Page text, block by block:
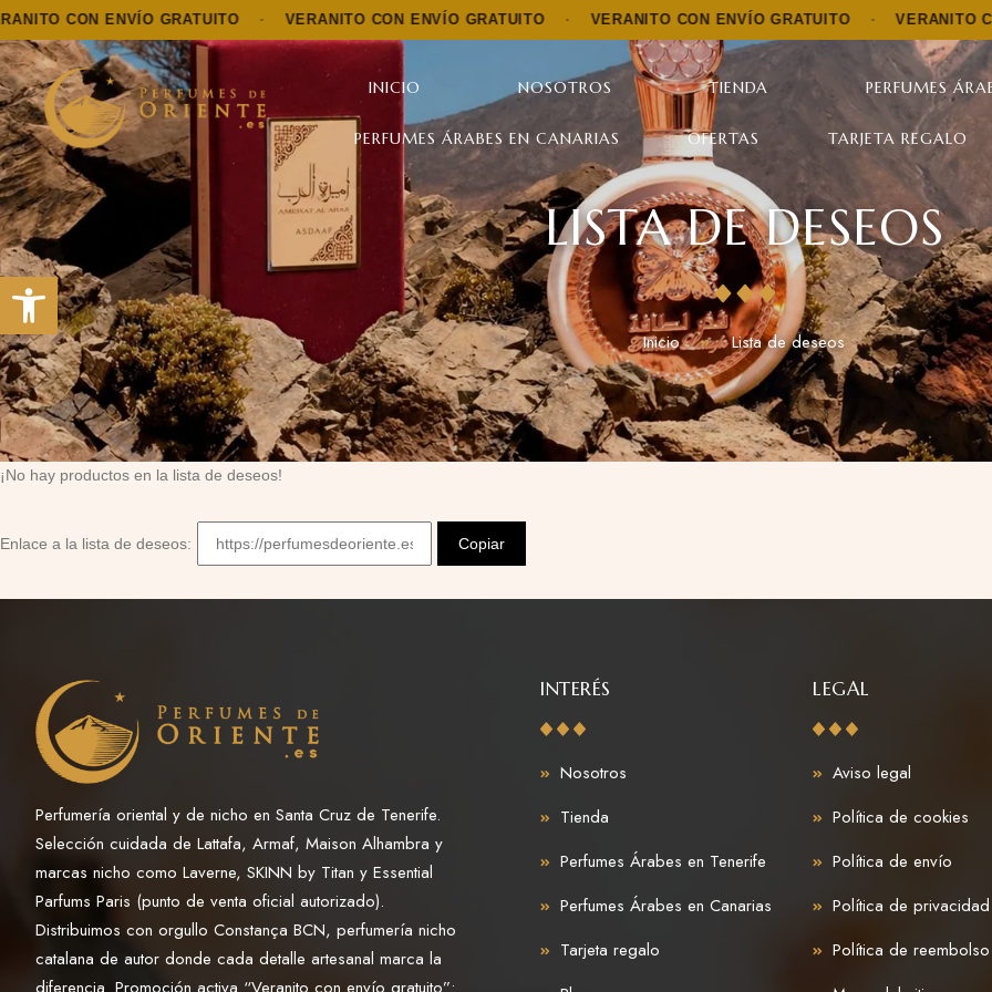
Abrir barra de herramientas
CON ENVÍO GRATUITO · VERANITO CON ENVÍO GRATUITO · VERANITO CON ENVÍO GRATUITO · VERANITO CON
INICIO NOSOTROS TIENDA PERFUMES
PERFUMES ÁRABES EN CANARIAS OFERTAS TARJETA REGALO
LISTA DE DESEOS
Inicio Lista de deseos
¡No hay productos en la lista de deseos!
Enlace a la lista de deseos: Copiar
Perfumería oriental y de nicho en Santa Cruz de Tenerife.
Selección cuidada de Lattafa, Armaf, Maison Alhambra y
marcas nicho como Laverne, SKINN by Titan y Essential
Parfums Paris (punto de venta oficial autorizado).
Distribuimos con orgullo Constança BCN, perfumería nicho
catalana de autor donde cada detalle artesanal marca la
INTERÉS
Nosotros
Tienda
Perfumes Árabes en Tenerife
Perfumes Árabes en Canarias
Tarjeta regalo
LEGAL
Aviso legal
Política de cookies
Política de envío
Política de privacidad
Política de reembolso